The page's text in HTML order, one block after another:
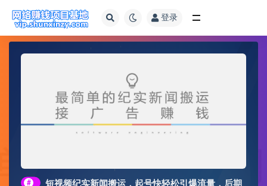
登录
#
短视频纪实新闻搬运，起号快轻松引爆流量，后期